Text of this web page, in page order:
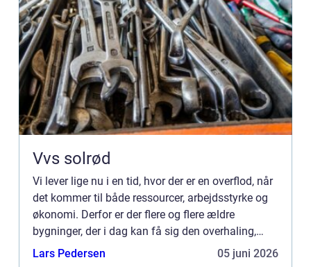
Vvs solrød
Vi lever lige nu i en tid, hvor der er en overflod, når
det kommer til både ressourcer, arbejdsstyrke og
økonomi. Derfor er der flere og flere ældre
bygninger, der i dag kan få sig den overhaling,
som de har så hårdt behov for. For nogle betyder
Lars Pedersen 05 juni 2026